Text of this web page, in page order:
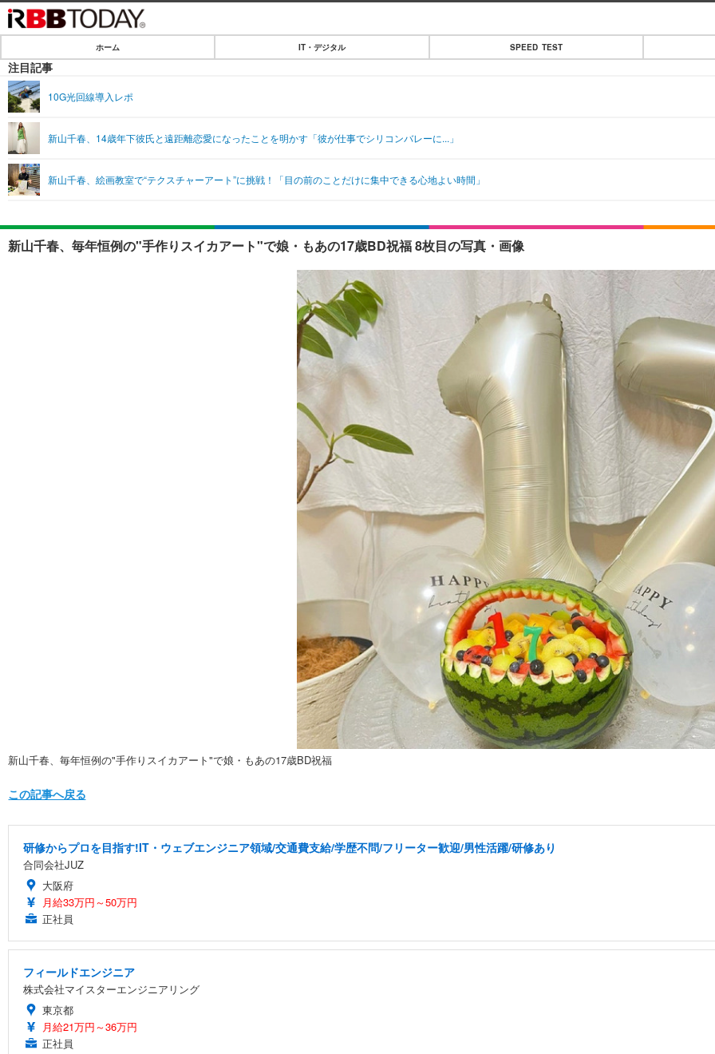
IT・デジタル
ショッピング
SPEED TEST
エンタメ
エンタメTOP
音楽
ショッピング
ライフ
ライフTOP
ペット
リリース一覧
ホーム IT・デジタル SPEED TEST
注目記事
10G光回線導入レポ
新山千春、14歳年下彼氏と遠距離恋愛になったことを明かす「彼が仕事でシリコンバレーに...」
新山千春、絵画教室で“テクスチャーアート”に挑戦！「目の前のことだけに集中できる心地よい時間」
新山千春、毎年恒例の"手作りスイカアート"で娘・もあの17歳BD祝福 8枚目の写真・画像
新山千春、毎年恒例の"手作りスイカアート"で娘・もあの17歳BD祝福
この記事へ戻る
研修からプロを目指す!IT・ウェブエンジニア領域/交通費支給/学歴不問/フリーター歓迎/男性活躍/研修あり
合同会社JUZ
大阪府
月給33万円～50万円
正社員
フィールドエンジニア
株式会社マイスターエンジニアリング
東京都
月給21万円～36万円
正社員